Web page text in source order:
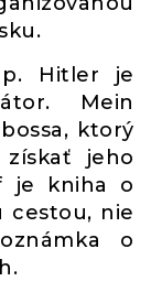
Hitler je
Mein
ktorý
jeho
je kniha o
cestou, nie
o